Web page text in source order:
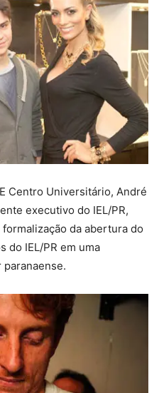
Centro Universitário, André
executivo do IEL/PR,
da abertura do
do IEL/PR em uma